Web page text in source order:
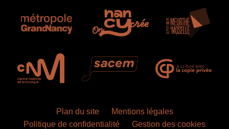
Plan du site
Mentions légales
Politique de confidentialité
Gestion des cookies